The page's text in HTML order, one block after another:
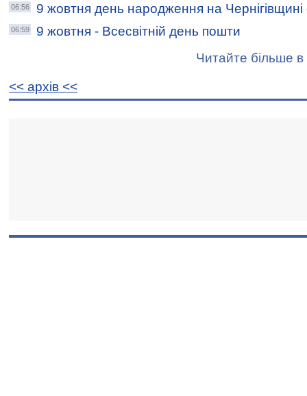
06:56 9 жовтня день народження на Чернігівщині
06:59
9 жовтня - Всесвітній день пошти
Читайте більше в
<< архiв <<